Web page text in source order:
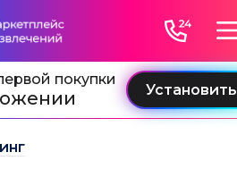
покупки